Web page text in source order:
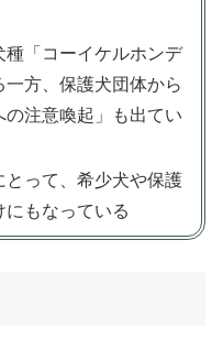
「コーイケルホンデ
一方、保護犬団体から
注意喚起」も出てい
って、希少犬や保護
もなっている